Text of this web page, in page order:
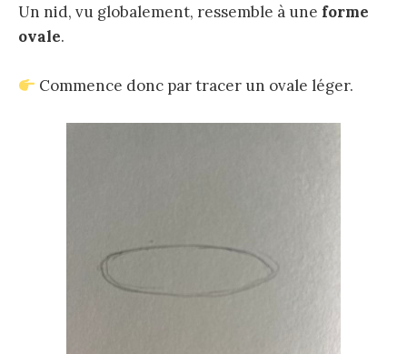
Un nid, vu globalement, ressemble à une forme
ovale.
Commence donc par tracer un ovale léger.